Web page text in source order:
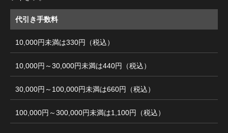
代引き手数料
10,000円未満は330円（税込）
10,000円～30,000円未満は440円（税込）
30,000円～100,000円未満は660円（税込）
100,000円～300,000円未満は1,100円（税込）